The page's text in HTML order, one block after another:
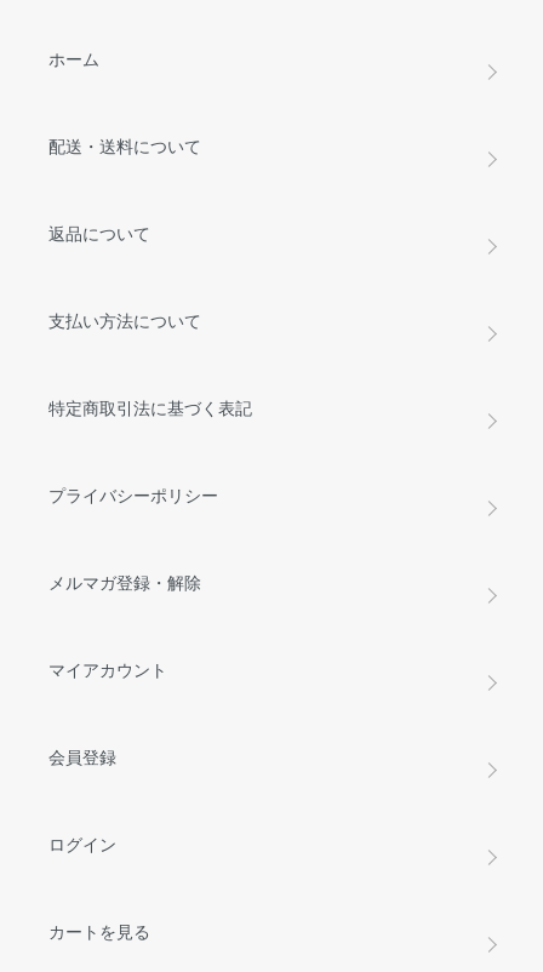
ホーム
配送・送料について
返品について
支払い方法について
特定商取引法に基づく表記
プライバシーポリシー
メルマガ登録・解除
マイアカウント
会員登録
ログイン
カートを見る